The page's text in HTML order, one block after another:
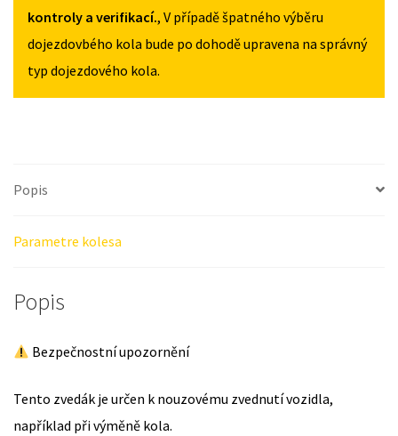
TUNY
KLÍČ,
OBAL
NA
kontroly a verifikací., V případě špatného výběru
dojezdovbého kola bude po dohodě upravena na správný
typ dojezdového kola.
Popis
Parametre kolesa
Popis
Bezpečnostní upozornění
Tento zvedák je určen k nouzovému zvednutí vozidla,
například při výměně kola.